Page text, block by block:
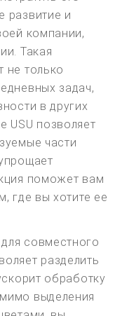
развитие и
компании,
Такая
не только
задач,
в других
USU позволяет
части
поможет вам
где вы хотите ее
совместного
разделить
обработку
выделения